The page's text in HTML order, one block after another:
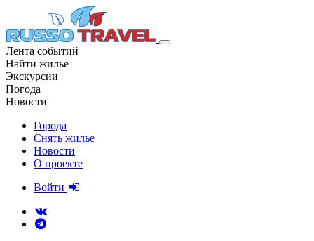
Лента событий
Найти жилье
Экскурсии
Погода
Новости
Города
Снять жилье
Новости
О проекте
Войти